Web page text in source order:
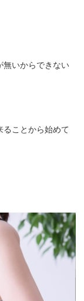
無いからできない
ることから始めて